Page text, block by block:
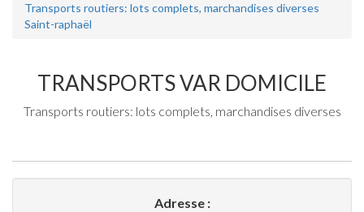
Transports routiers: lots complets, marchandises diverses
Saint-raphaël
TRANSPORTS VAR DOMICILE
Transports routiers: lots complets, marchandises diverses
Adresse :